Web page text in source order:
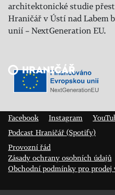
architektonické studie
Hraničář v Ústí nad Labem
unií – NextGeneration EU.
Veřejný sál Hraničář, spolek
Facebook
Instagram
Podcast Hraničář (Spotify)
Provozní řád
Zásady ochrany osobních údajů
Obchodní podmínky pro prodej